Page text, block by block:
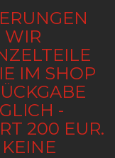
WIR
IM SHOP
-
200 EUR.